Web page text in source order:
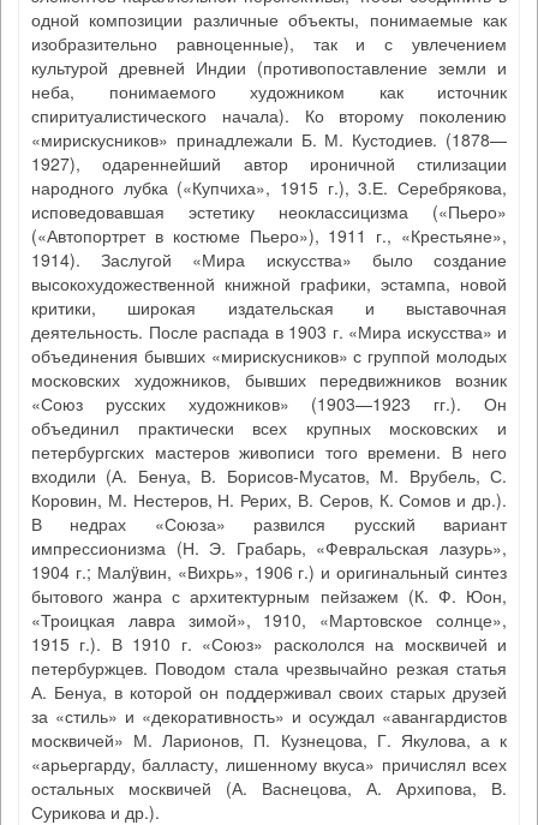
одной композиции различные объекты, понимаемые как
изобразительно равноценные), так и с увлечением
культурой древней Индии (противопоставление земли и
неба, понимаемого художником как источник
спиритуалистического начала). Ко второму поколению
«мирискусников» принадлежали Б. М. Кустодиев. (1878—
1927), одареннейший автор ироничной стилизации
народного лубка («Купчиха», 1915 г.), 3.Е. Серебрякова,
исповедовавшая эстетику неоклассицизма («Пьеро»
(«Автопортрет в костюме Пьеро»), 1911 г., «Крестьяне»,
1914). Заслугой «Мира искусства» было создание
высокохудожественной книжной графики, эстампа, новой
критики, широкая издательская и выставочная
деятельность. После распада в 1903 г. «Мира искусства» и
объединения бывших «мирискусников» с группой молодых
московских художников, бывших передвижников возник
«Союз русских художников» (1903—1923 гг.). Он
объединил практически всех крупных московских и
петербургских мастеров живописи того времени. В него
входили (А. Бенуа, В. Борисов-Мусатов, М. Врубель, С.
Коровин, М. Нестеров, Н. Рерих, В. Серов, К. Сомов и др.).
В недрах «Союза» развился русский вариант
импрессионизма (Н. Э. Грабарь, «Февральская лазурь»,
1904 г.; Малÿвин, «Вихрь», 1906 г.) и оригинальный синтез
бытового жанра с архитектурным пейзажем (К. Ф. Юон,
«Троицкая лавра зимой», 1910, «Мартовское солнце»,
1915 г.). В 1910 г. «Союз» раскололся на москвичей и
петербуржцев. Поводом стала чрезвычайно резкая статья
А. Бенуа, в которой он поддерживал своих старых друзей
за «стиль» и «декоративность» и осуждал «авангардистов
москвичей» М. Ларионов, П. Кузнецова, Г. Якулова, а к
«арьергарду, балласту, лишенному вкуса» причислял всех
остальных москвичей (А. Васнецова, А. Архипова, В.
Сурикова и др.).